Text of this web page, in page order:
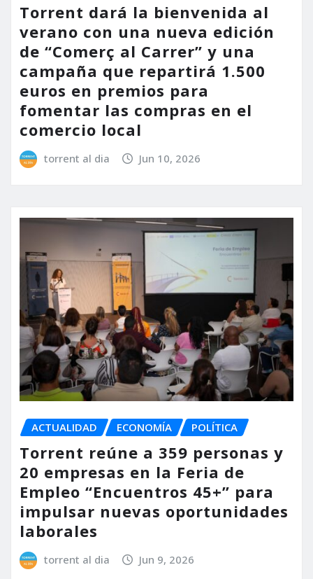
Torrent dará la bienvenida al
verano con una nueva edición
de “Comerç al Carrer” y una
campaña que repartirá 1.500
euros en premios para
fomentar las compras en el
comercio local
torrent al dia Jun 10, 2026
ACTUALIDAD ECONOMÍA POLÍTICA
Torrent reúne a 359 personas y
20 empresas en la Feria de
Empleo “Encuentros 45+” para
impulsar nuevas oportunidades
laborales
torrent al dia Jun 9, 2026